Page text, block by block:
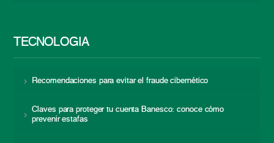
TECNOLOGÍA
Recomendaciones para evitar el fraude cibernético
Claves para proteger tu cuenta Banesco: conoce cómo
prevenir estafas